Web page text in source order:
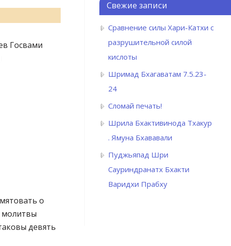
Госвами
о
молитвы
девять
Свежие записи
Сравнение силы Хари-Катхи с
разрушительной силой
кислоты
Шримад Бхагаватам 7.5.23-
24
Сломай печать!
Шрила Бхактивинода Тхакур
. Ямуна Бхававали
Пуджьяпад Шри
Сауриндранатх Бхакти
Варидхи Прабху